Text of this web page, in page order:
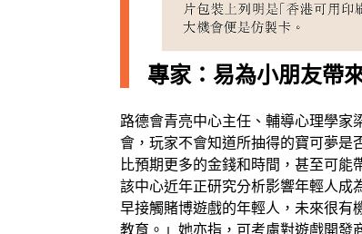
專家：易為小朋友帶
路德會青亮中心主任、輔導心理學家
會，玩家不會知道所抽得的寶可夢是
比預期更多的金錢和時間，甚至可能
該中心近年正研究分析影響年輕人成
早接觸賭博遊戲的年輕人，未來很有
教育。」她亦指，可考慮對遊戲開發